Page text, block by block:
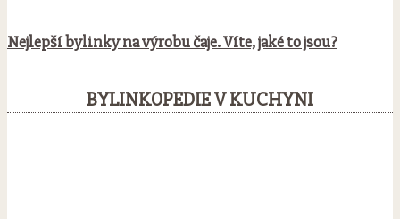
Nejlepší bylinky na výrobu čaje. Víte, jaké to jsou?
BYLINKOPEDIE V KUCHYNI